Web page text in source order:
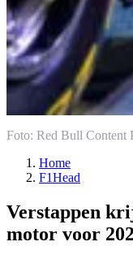
Foto: Red Bull Content
Home
F1Head
Verstappen
motor voor